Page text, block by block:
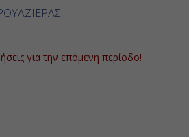
Σαν Χουάν, Πουέρτο Ρίκο
για την επόμενη περίοδο!